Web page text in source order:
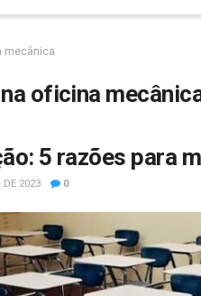
mecânica
oficina
5 razões para
DE 2023 0